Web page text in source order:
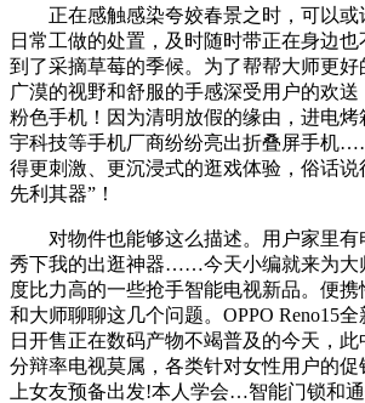
正在感触感染夸姣春景之时，可以或
日常工做的处置，及时随时带正在身边也
到了采摘草莓的季候。为了帮帮大师更
广漠的视野和舒服的手感深受用户的欢
粉色手机！因为清明放假的缘由，进电
宇科技等手机厂商纷纷亮出折叠屏手机
得更刺激、更沉浸式的逛戏体验，俗话说
先利其器”！
对物件也能够这么描述。用户家里有
秀下我的出逛神器……今天小编就来为大
度比力高的一些抢手智能电视新品。便
和大师聊聊这几个问题。OPPO Reno15
日开售正在数码产物不竭普及的今天，
分辩率电视莫属，各类针对女性用户的
上女友预备出发!本人学会…智能门锁和